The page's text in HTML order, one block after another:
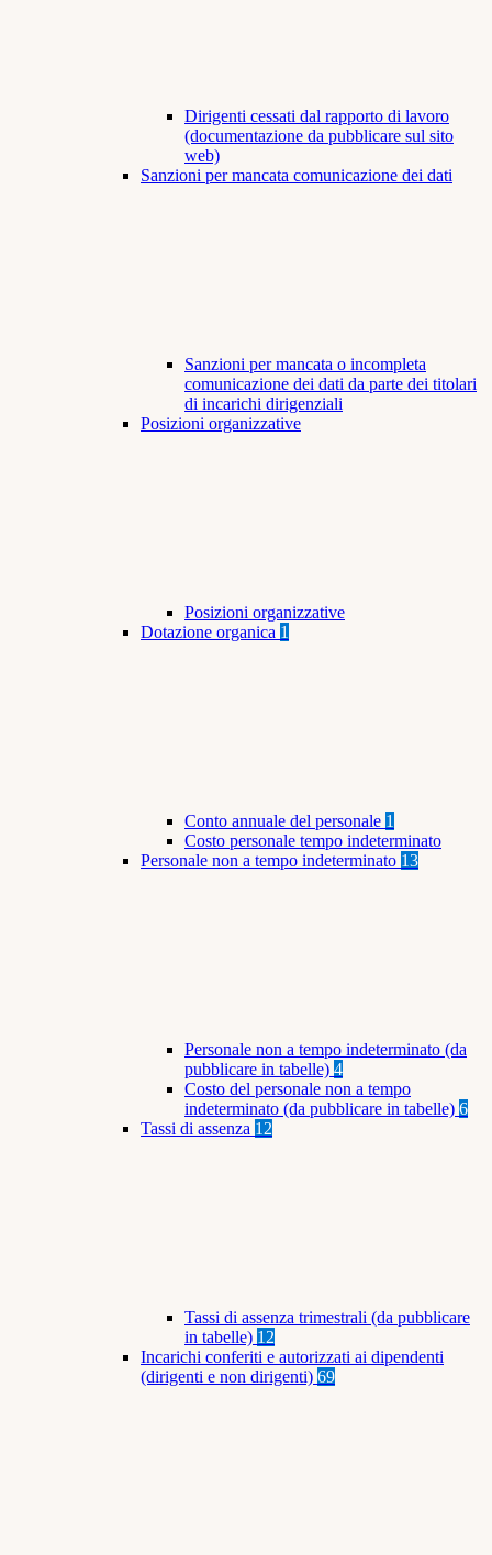
Dirigenti cessati dal rapporto di lavoro
(documentazione da pubblicare sul sito
web)
Sanzioni per mancata comunicazione dei dati
Sanzioni per mancata o incompleta
comunicazione dei dati da parte dei titolari
di incarichi dirigenziali
Posizioni organizzative
Posizioni organizzative
Dotazione organica 1
Conto annuale del personale 1
Costo personale tempo indeterminato
Personale non a tempo indeterminato 13
Personale non a tempo indeterminato (da
pubblicare in tabelle) 4
Costo del personale non a tempo
indeterminato (da pubblicare in tabelle) 6
Tassi di assenza 12
Tassi di assenza trimestrali (da pubblicare
in tabelle) 12
Incarichi conferiti e autorizzati ai dipendenti
(dirigenti e non dirigenti) 69